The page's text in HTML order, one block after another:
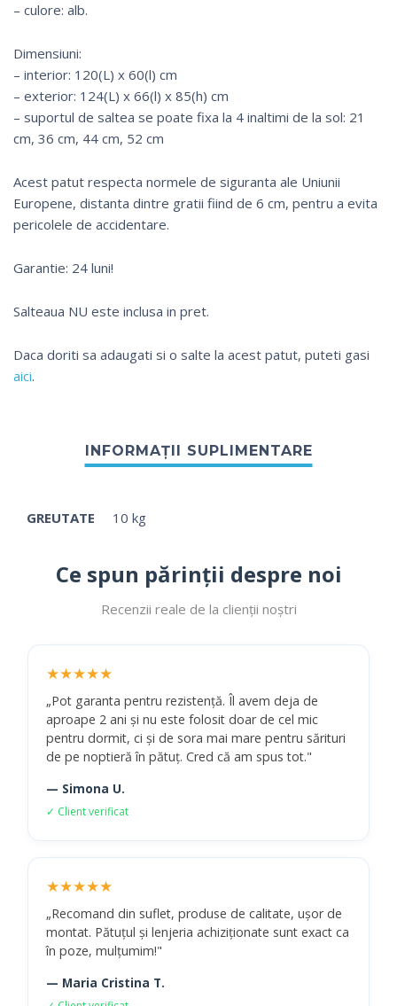
– culore: alb.
Dimensiuni:
– interior: 120(L) x 60(l) cm
– exterior: 124(L) x 66(l) x 85(h) cm
– suportul de saltea se poate fixa la 4 inaltimi de la sol: 21
cm, 36 cm, 44 cm, 52 cm
Acest patut respecta normele de siguranta ale Uniunii
Europene, distanta dintre gratii fiind de 6 cm, pentru a evita
pericolele de accidentare.
Garantie: 24 luni!
Salteaua NU este inclusa in pret.
Daca doriti sa adaugati si o salte la acest patut, puteti gasi
aici.
GREUTATE 10 kg
Ce spun părinții despre noi
Recenzii reale de la clienții noștri
★★★★★
„Pot garanta pentru rezistență. Îl avem deja de
aproape 2 ani și nu este folosit doar de cel mic
pentru dormit, ci și de sora mai mare pentru sărituri
de pe noptieră în pătuț. Cred că am spus tot."
— Simona U.
✓ Client verificat
★★★★★
„Recomand din suflet, produse de calitate, ușor de
montat. Pătuțul și lenjeria achiziționate sunt exact ca
în poze, mulțumim!"
— Maria Cristina T.